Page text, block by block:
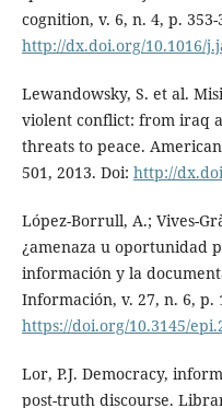
cognition, v. 6, n. 4, p. 353-
http://dx.doi.org/10.1016/
Lewandowsky, S. et al.
violent conflict: from iraq
threats to peace.
501, 2013. Doi: http://
López-Borrull, A.; Vives-
¿amenaza u oportunidad
información y la
Información, v. 27, n. 6, p.
https://doi.org/10.3145/
Lor, P.J. Democracy,
post-truth discourse.